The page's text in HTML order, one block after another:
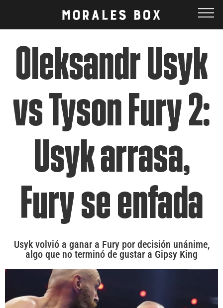
Oleksandr Usyk
vs Tyson Fury 2:
Usyk arrasa,
Fury se enfada
Usyk volvió a ganar a Fury por decisión unánime,
algo que no terminó de gustar a Gipsy King